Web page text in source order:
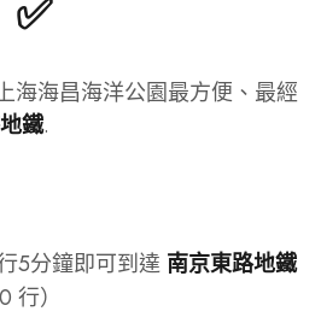
海海昌海洋公園最方便、最經
鐵.
5分鐘即可到達 南京東路地鐵
）